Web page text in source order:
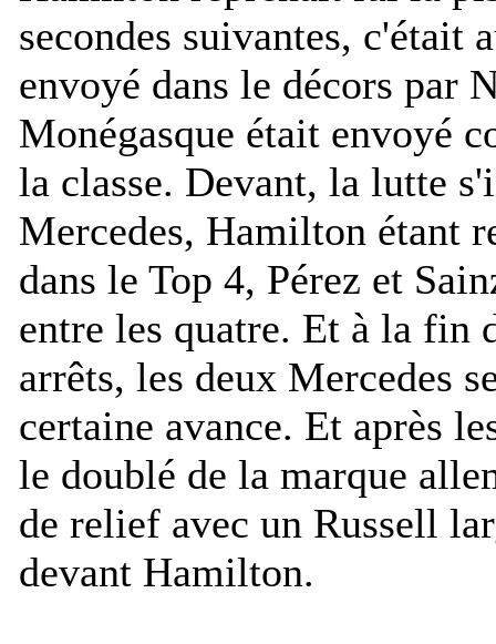
secondes suivantes, c'était
envoyé dans le décors par
Monégasque était envoyé
la classe. Devant, la lutte
Mercedes, Hamilton étant
dans le Top 4, Pérez et
entre les quatre. Et à la fin
arrêts, les deux Mercedes
certaine avance. Et après
le doublé de la marque
de relief avec un Russell
devant Hamilton.